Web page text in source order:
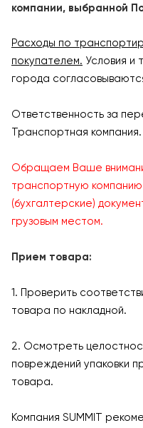
компании, выбранной
Расходы по
покупателем. Условия и
города
Ответственность за
Транспортная компания.
Обращаем Ваше
транспортную
(бухгалтерские)
грузовым местом.
Прием товара:
1. Проверить
товара по накладной.
2. Осмотреть
повреждений упаковки
товара.
Компания SUMMIT